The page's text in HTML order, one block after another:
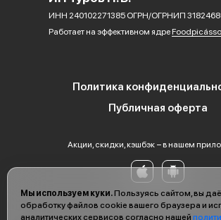
Мы используем куки.Пользуясь сайтом, вы
обработку файлов cookie вашего браузера и
аналитических сервисов согласно нашей
ИНН 240102271385 ОГРН/ОГРНИП
Работает на эффективном ядре Foodpicásso
Политика
Публичная оферта
Акции, скидки, кэшбэк − в нашем